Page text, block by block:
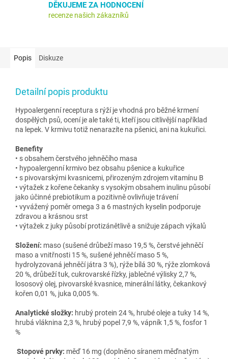
DĚKUJEME ZA HODNOCENÍ
recenze našich zákazníků
Popis Diskuze
Detailní popis produktu
Hypoalergenní receptura s rýží je vhodná pro běžné krmení
dospělých psů, ocení je ale také ti, kteří jsou citlivější například
na lepek. V krmivu totiž nenarazíte na pšenici, ani na kukuřici.
Benefity
• s obsahem čerstvého jehněčího masa
• hypoalergenní krmivo bez obsahu pšenice a kukuřice
• s pivovarskými kvasnicemi, přirozeným zdrojem vitamínu B
• výtažek z kořene čekanky s vysokým obsahem inulinu působí
jako účinné prebiotikum a pozitivně ovlivňuje trávení
• vyvážený poměr omega 3 a 6 mastných kyselin podporuje
zdravou a krásnou srst
• výtažek z juky působí protizánětlivě a snižuje zápach výkalů
Složení: maso (sušené drůbeží maso 19,5 %, čerstvé jehněčí
maso a vnitřnosti 15 %, sušené jehněčí maso 5 %,
hydrolyzovaná jehněčí játra 3 %), rýže bílá 30 %, rýže zlomková
20 %, drůbeží tuk, cukrovarské řízky, jablečné výlisky 2,7 %,
lososový olej, pivovarské kvasnice, minerální látky, čekankový
kořen 0,01 %, juka 0,005 %.
Analytické složky: hrubý protein 24 %, hrubé oleje a tuky 14 %,
hrubá vláknina 2,3 %, hrubý popel 7,9 %, vápník 1,5 %, fosfor 1
%
Stopové prvky: měď 16 mg (doplněno síranem měďnatým